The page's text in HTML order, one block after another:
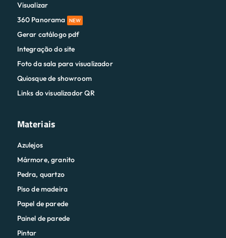
Visualizar
360 Panorama
NEW
Gerar catálogo pdf
Integração do site
Foto da sala para visualizador
Quiosque de showroom
Links do visualizador QR
Materiais
Azulejos
Mármore, granito
Pedra, quartzo
Piso de madeira
Papel de parede
Painel de parede
Pintar